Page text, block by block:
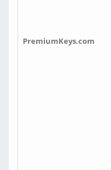
PremiumKeys.com